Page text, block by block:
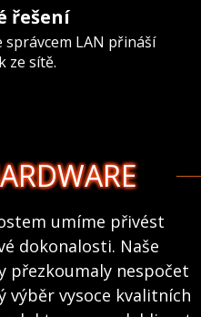
řešení
správcem LAN přináší
ze sítě.
umíme přivést
dokonalosti. Naše
přezkoumaly nespočet
výběr vysoce kvalitních